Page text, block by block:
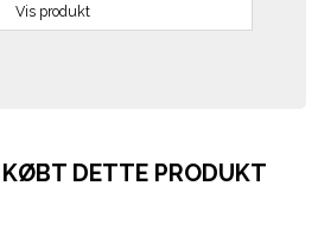
Vis produkt
KØBT DETTE PRODUKT